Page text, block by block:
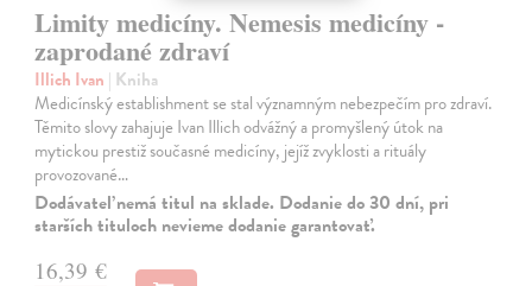
Limity medicíny. Nemesis medicíny -
zaprodané zdraví
Illich Ivan | Kniha
Medicínský establishment se stal významným nebezpečím pro zdraví.
Těmito slovy zahajuje Ivan Illich odvážný a promyšlený útok na
mytickou prestiž současné medicíny, jejíž zvyklosti a rituály
provozované…
Dodávateľ nemá titul na sklade. Dodanie do 30 dní, pri
starších tituloch nevieme dodanie garantovať.
16,39 €